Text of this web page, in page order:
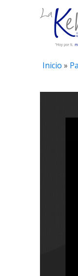
Inicio »